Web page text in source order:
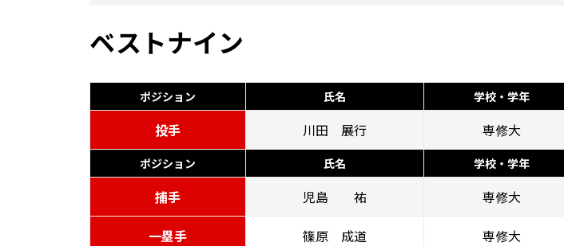
ベストナイン
ポジション 氏名 学校・学年
投手 川田 展行 専修大
ポジション 氏名 学校・学年
捕手 児島 祐 専修大
一塁手 篠原 成道 専修大